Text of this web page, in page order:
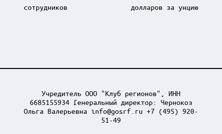
сотрудников
долларов за унцию
Учредитель ООО "Клуб регионов", ИНН
6685155934 Генеральный директор: Чернокоз
Ольга Валерьевна info@gosrf.ru +7 (495) 920-
51-49